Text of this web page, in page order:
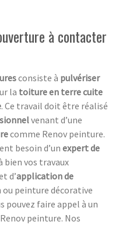
à contacter
consiste à pulvériser
la toiture en terre cuite
. Ce travail doit être réalisé
venant d’une
comme Renov peinture.
besoin d’un expert de
bien vos travaux
d’application de
peinture décorative
pouvez faire appel à un
peinture. Nos